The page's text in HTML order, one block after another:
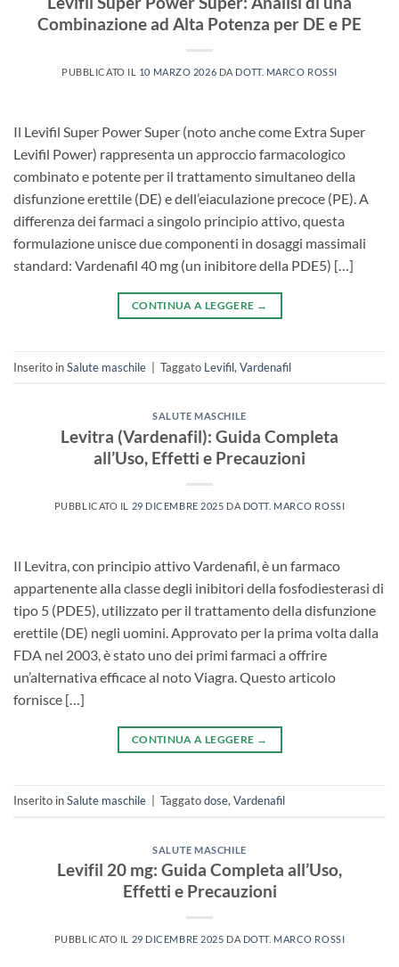
Combinazione ad Alta Potenza per DE e PE
PUBBLICATO IL 10 MARZO 2026 DA DOTT. MARCO ROSSI
Il Levifil Super Power Super (noto anche come Extra Super
Levifil Power) rappresenta un approccio farmacologico
combinato e potente per il trattamento simultaneo della
disfunzione erettile (DE)​ e dell’eiaculazione precoce (PE). A
differenza dei farmaci a singolo principio attivo, questa
formulazione unisce due componenti in dosaggi massimali
standard: Vardenafil 40 mg​ (un inibitore della PDE5) […]
CONTINUA A LEGGERE →
Inserito inSalute maschile | Taggato Levifil, Vardenafil
SALUTE MASCHILE
Levitra (Vardenafil): Guida Completa
all’Uso, Effetti e Precauzioni
PUBBLICATO IL 29 DICEMBRE 2025 DA DOTT. MARCO ROSSI
Il Levitra, con principio attivo Vardenafil, è un farmaco
appartenente alla classe degli inibitori della fosfodiesterasi di
tipo 5 (PDE5), utilizzato per il trattamento della disfunzione
erettile (DE)​ negli uomini. Approvato per la prima volta dalla
FDA nel 2003, è stato uno dei primi farmaci a offrire
un’alternativa efficace al noto Viagra. Questo articolo
fornisce […]
CONTINUA A LEGGERE →
Inserito inSalute maschile Taggatodose, Vardenafil
SALUTE MASCHILE
Levifil 20 mg: Guida Completa all’Uso,
Effetti e Precauzioni
PUBBLICATO IL 29 DICEMBRE 2025 DA DOTT. MARCO ROSSI